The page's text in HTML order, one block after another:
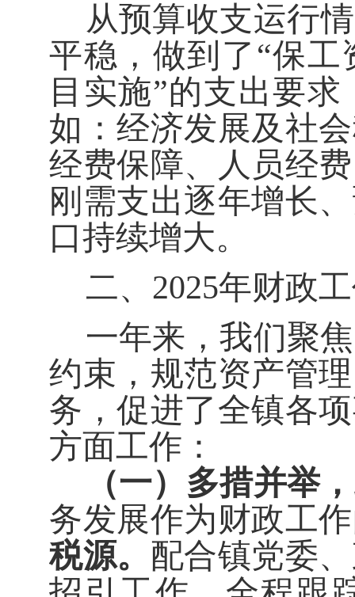
从预算收支运行
平稳，做到了 “保工
目实施”的支出要求
如：经济发展及社
经费保障、
人员经
刚需支出逐年增长、
口持续增大。
二、 2025年财政
一年来，我们聚
约束，规范资产管
务，促进了全镇各
方面工作：
（一）多措并举
务发展作为财政工
税源。 配合镇党委